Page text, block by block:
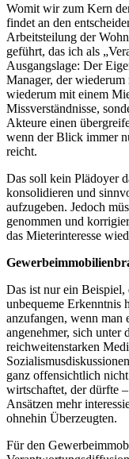
Womit wir zum Kern
findet an den
Arbeitsteilung der
geführt, das ich als
Ausgangslage: Der
Manager, der
wiederum mit einem
Missverständnisse,
Akteure einen
wenn der Blick immer
reicht.
Das soll kein Plädoyer
konsolidieren und
aufzugeben. Jedoch
genommen und
das Mieterinteresse
Das ist nur ein
unbequeme Erkenntnis
anzufangen, wenn man
angenehmer, sich unter
reichweitenstarken
ganz offensichtlich
wirtschaftet, der dürfte
Ansätzen mehr
ohnehin Überzeugten.
Für den